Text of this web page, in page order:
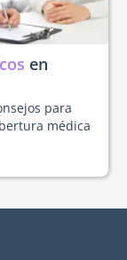
en
para
médica